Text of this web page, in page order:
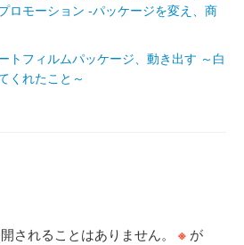
モーション ‐パッケージを変え、商
トフィルムパッケージ、動き出す ～白
くれたこと～
されることはありません。 ※ が